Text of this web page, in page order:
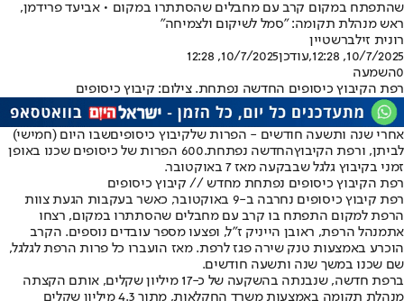
שהתפתח במקום קרב עם מחבלים שהסתתרו במקום • אביעד פרידמן,
ראש מנהלת תקומה: "סמל לשיקום ולצמיחה"
רונית זילברשטיין
10/7/2025, 12:28
,עודכן10/7/2025, 12:28
0השמעה
רפת הקיבוץ כיסופים החדשה נפתחת. צילום: קיבוץ כיסופים
אחרי שנה ותשעה חודשים - הפרות שלקיבוץ כיסופיםשבו היום (חמישי)
לביתן, ורפת הקיבוץהחדשה נפתחת.
600 הפרות של כיסופים שכנו באופן
זמני בקיבוץ גלגל שבבקעה מאז 7 באוקטובר.
רפת הקיבוץ כיסופים נפתחת מחדש // קיבוץ כיסופים
רפת קיבוץ כיסופים נחרבה ב-9 באוקטובר, כאשר בעקבות הגעת צוות
הרפת למקום התפתח בו קרב עם מחבלים שהסתתרו במקום, רצחו
אתמנהל הרפת, ראובן הייניק ז"ל, ופצעו מספר עובדים נוספים. הקרב
הוכרע באמצעות טנק שירה פגז לרפת. מאז הועברו כל פרות הרפת לגלגל,
שם שכנו במשך שנה ותשעה חודשים.
ברפת חדשה, שנבנתה בהשקעה של כ-17 מיליון שקלים, אותם הקצתה
מנהלת תקומה באמצעות משרד החקלאות, מתוך 4.3 מיליון שקלים